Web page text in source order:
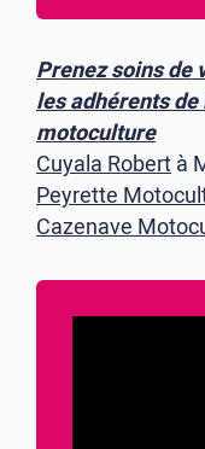
Prenez soins de
les adhérents
motoculture
Cuyala Robertà
Peyrette
Cazenave